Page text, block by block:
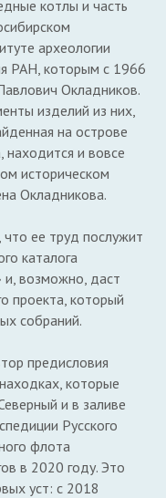
котлы и часть
археологии
РАН, которым с 1966
Окладников.
изделий из них,
на острове
и вовсе
историческом
Окладникова.
ее труд послужит
каталога
и, возможно, даст
проекта, который
собраний.
предисловия
которые
и в заливе
Русского
флота
в 2020 году. Это
уст: с 2018